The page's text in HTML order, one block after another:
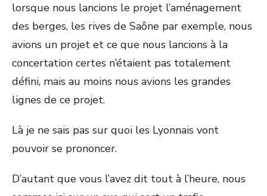
lorsque nous lancions le projet l’aménagement
des berges, les rives de Saône par exemple, nous
avions un projet et ce que nous lancions à la
concertation certes n’étaient pas totalement
défini, mais au moins nous avions les grandes
lignes de ce projet.
Là je ne sais pas sur quoi les Lyonnais vont
pouvoir se prononcer.
D’autant que vous l’avez dit tout à l’heure, nous